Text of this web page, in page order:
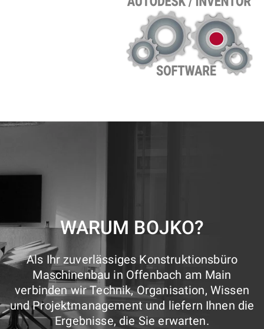
WARUM BOJKO?
Als Ihr zuverlässiges Konstruktionsbüro
Maschinenbau in Offenbach am Main
verbinden wir Technik, Organisation, Wissen
und Projektmanagement und liefern Ihnen die
Ergebnisse, die Sie erwarten.